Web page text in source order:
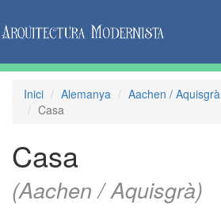
Inici Alemanya Aachen / Aquisgrà
Casa
Casa
(Aachen / Aquisgrà)